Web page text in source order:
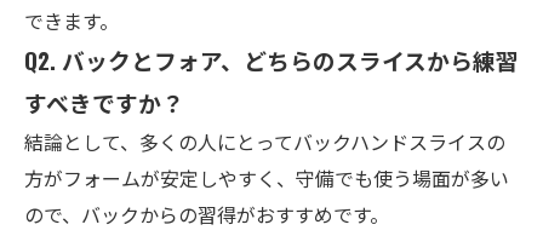
できます。
Q2. バックとフォア、どちらのスライスから練習
すべきですか？
結論として、多くの人にとってバックハンドスライスの
方がフォームが安定しやすく、守備でも使う場面が多い
ので、バックからの習得がおすすめです。